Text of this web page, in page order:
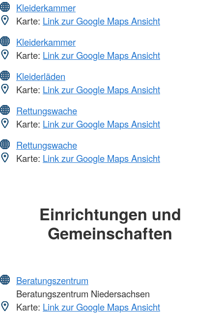
Kleiderkammer
Karte: Link zur Google Maps Ansicht
Kleiderkammer
Karte: Link zur Google Maps Ansicht
Kleiderläden
Karte: Link zur Google Maps Ansicht
Rettungswache
Karte: Link zur Google Maps Ansicht
Rettungswache
Karte: Link zur Google Maps Ansicht
Einrichtungen und
Gemeinschaften
Beratungszentrum
Beratungszentrum Niedersachsen
Karte: Link zur Google Maps Ansicht